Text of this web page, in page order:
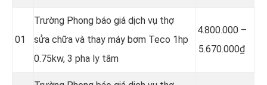
01
Trường Phong báo giá dịch vụ thợ
sửa chữa và thay máy bơm Teco 1hp
0.75kw, 3 pha ly tâm
4.800.000 –
5.670.000₫